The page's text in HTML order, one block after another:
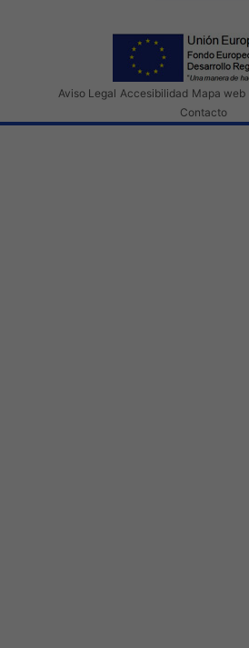
Aviso Legal Accesibilidad Mapa web
Contacto